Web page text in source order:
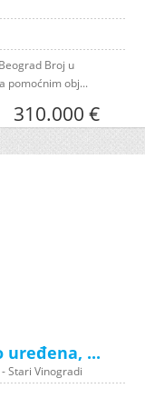
Broj u
pomoćnim obj...
310.000 €
uređena, ...
Stari Vinogradi